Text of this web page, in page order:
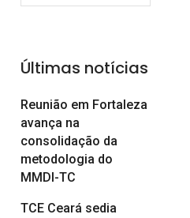
Últimas notícias
Reunião em Fortaleza
avança na
consolidação da
metodologia do
MMDI-TC
TCE Ceará sedia